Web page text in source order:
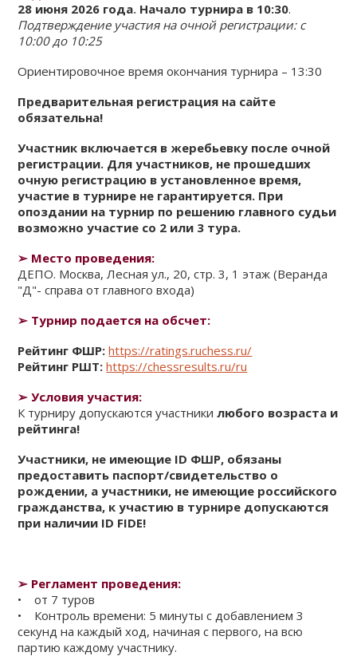
КЛУБ
КЛУБНЫЕ КАРТЫ
28 июня 2026 года. Начало турнира в 10:30.
Подтверждение участия на очной регистрации:с
10:00 до 10:25
Ориентировочное время окончания турнира – 13:30
Предварительная регистрация на сайте
обязательна!
Участник включается в жеребьевку после очной
регистрации. Для участников, не прошедших
очную регистрацию в установленное время,
участие в турнире не гарантируется. При
опоздании на турнир по решению главного судьи
возможно участие со 2 или 3 тура.
➢ Место проведения:
ДЕПО. Москва, Лесная ул., 20, стр. 3, 1 этаж (Веранда
"Д"- справа от главного входа)
➢ Турнир подается на обсчет:
Рейтинг ФШР: https://ratings.ruchess.ru/
Рейтинг РШТ: https://chessresults.ru/ru
➢ Условия участия:
К турниру допускаются участникилюбого возраста и
рейтинга!
Участники, не имеющие ID ФШР, обязаны
предоставить паспорт/свидетельство о
рождении, а участники, не имеющие российского
гражданства, к участию в турнире допускаются
при наличии ID FIDE!
➢ Регламент проведения:
• от 7 туров
• Контроль времени: 5 минуты с добавлением 3
секунд на каждый ход, начиная с первого, на всю
партию каждому участнику.